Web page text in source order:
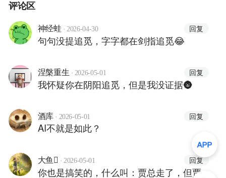
评论区
神经蛙 · 2026-04-30 回复
句句没提追觅，字字都在剑指追觅😂
涅槃重生 · 2026-05-01 回复
我怀疑你在阴阳追觅，但是我没证据🌚
酒库 · 2026-05-01 回复
AI不就是如此？
大鱼 · 2026-05-01 回复
你也是搞笑的，什么叫：贾总走了，但贾